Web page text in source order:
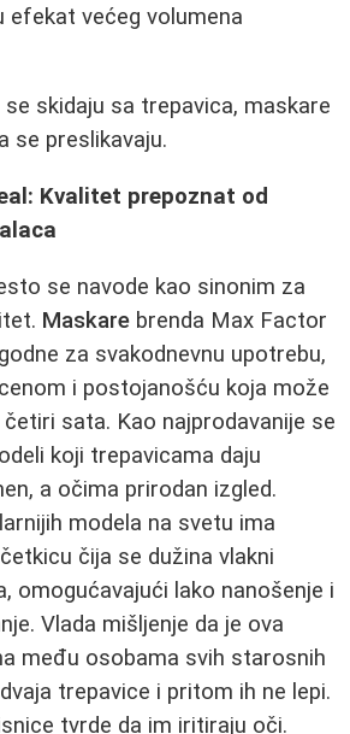
efekat većeg volumena
se skidaju sa trepavica, maskare
se preslikavaju.
Kvalitet prepoznat od
se navode kao sinonim za
Maskare brenda Max Factor
za svakodnevnu upotrebu,
i postojanošću koja može
sata. Kao najprodavanije se
koji trepavicama daju
a očima prirodan izgled.
modela na svetu ima
čija se dužina vlakni
omogućavajući lako nanošenje i
Vlada mišljenje da je ova
među osobama svih starosnih
trepavice i pritom ih ne lepi.
tvrde da im iritiraju oči.